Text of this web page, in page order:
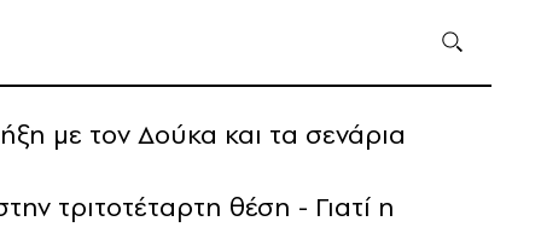
με τον Δούκα και τα σενάρια
τριτοτέταρτη θέση - Γιατί η